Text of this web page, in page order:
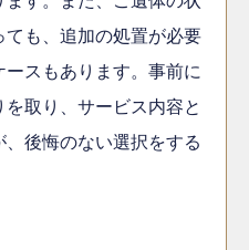
も、追加の処置が必要
スもあります。事前に
取り、サービス内容と
後悔のない選択をする